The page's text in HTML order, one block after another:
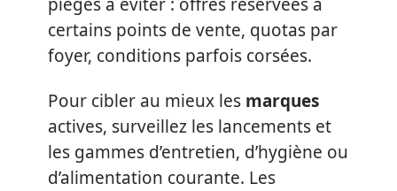
certains points de vente, quotas par
foyer, conditions parfois corsées.
Pour cibler au mieux les marques
actives, surveillez les lancements et
les gammes d’entretien, d’hygiène ou
d’alimentation courante. Les